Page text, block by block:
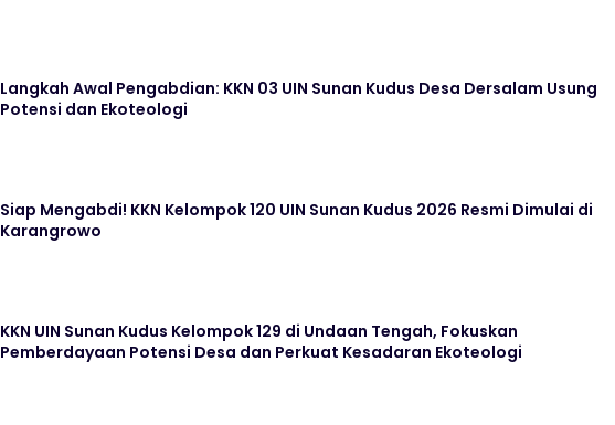
Langkah Awal Pengabdian: KKN 03 UIN Sunan Kudus Desa Dersalam Usung
Potensi dan Ekoteologi
Siap Mengabdi! KKN Kelompok 120 UIN Sunan Kudus 2026 Resmi Dimulai di
Karangrowo
KKN UIN Sunan Kudus Kelompok 129 di Undaan Tengah, Fokuskan
Pemberdayaan Potensi Desa dan Perkuat Kesadaran Ekoteologi